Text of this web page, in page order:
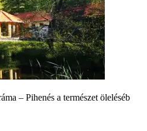
– Pihenés a természet öleléséb